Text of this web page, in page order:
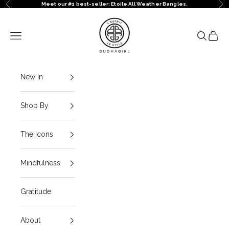
Ir al contenido
Anterior Meet our #1 best-seller: Etoile All Weather Bangles.
BuDhaGirl
Menú
Buscar
Cesta
New In
Shop By
The Icons
Mindfulness
Gratitude
About